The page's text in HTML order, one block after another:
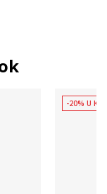
-20% U